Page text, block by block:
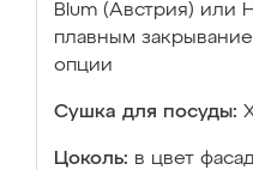
Blum (Австрия) или
плавным
опции
Сушка для посуды:
Цоколь: в цвет